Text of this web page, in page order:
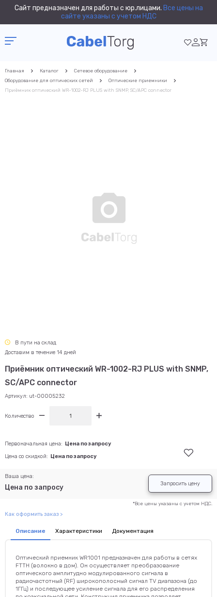
Сайт предназначен для работы с юр.лицами. Все цены на
сайте указаны с учетом НДС
Главная Каталог
Сетевое оборудование
Оборудование для оптических сетей
Оптические приемники
Приёмник оптический WR-1002-RJ PLUS with SNMP, SC/APC connector
Приёмник оптический WR-1002-RJ PLUS with SNMP,
SC/APC connector
Артикул: ut-00005232
В пути на склад
Доставим в течение 14 дней
Количество
Ваша цена:
Цена по запросу
Первоначальная цена: Цена по запросу
Цена со скидкой: Цена по запросу
*Все цены указаны с учетом НДС.
Запросить цену
Как оформить заказ >
Описание Характеристики Документация
Оптический приемник WR1001 предназначен для работы в сетях
FTTH (волокно в дом). Он осуществляет преобразование
оптического амплитудно модулированного сигнала в
радиочастотный (RF) широкополосный сигнал TV диапазона (до
1ГГц) и последующее усиление сигнала для его распределения